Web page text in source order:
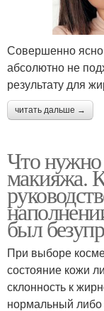
Совершенно
абсолютно не
результату для
читать дальше →
Что нужно
макияжа.
был
При выборе
состояние кожи
склонность к
нормальный